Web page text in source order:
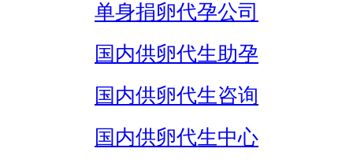
单身捐卵代孕公司
国内供卵代生助孕
国内供卵代生咨询
国内供卵代生中心